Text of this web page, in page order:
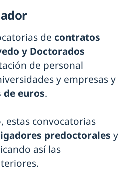
de contratos
y Doctorados
de personal
y empresas y
de euros.
estas convocatorias
predoctorales y
así las